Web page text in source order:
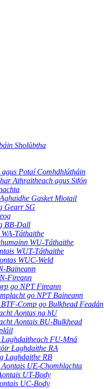
Sholúbtha
Potaí Comhdhlútháin
Athraitheach agus Sifón
Gasket Miotail
Gearr SG
BB-Dall
Táthaithe
WU-Táthaithe
WUT-Táthaithe
WUC-Weld
Baineann
Fireann
go NPT Fireann
go NPT Baineann
Comp go Bulkhead Feadán
Aontas na hU
Aontais BU-Bulkhead
Laghdaitheach FU-Mná
Laghdaithe RA
Laghdaithe RB
UE-Chomhlachta
UT-Body
UC-Body